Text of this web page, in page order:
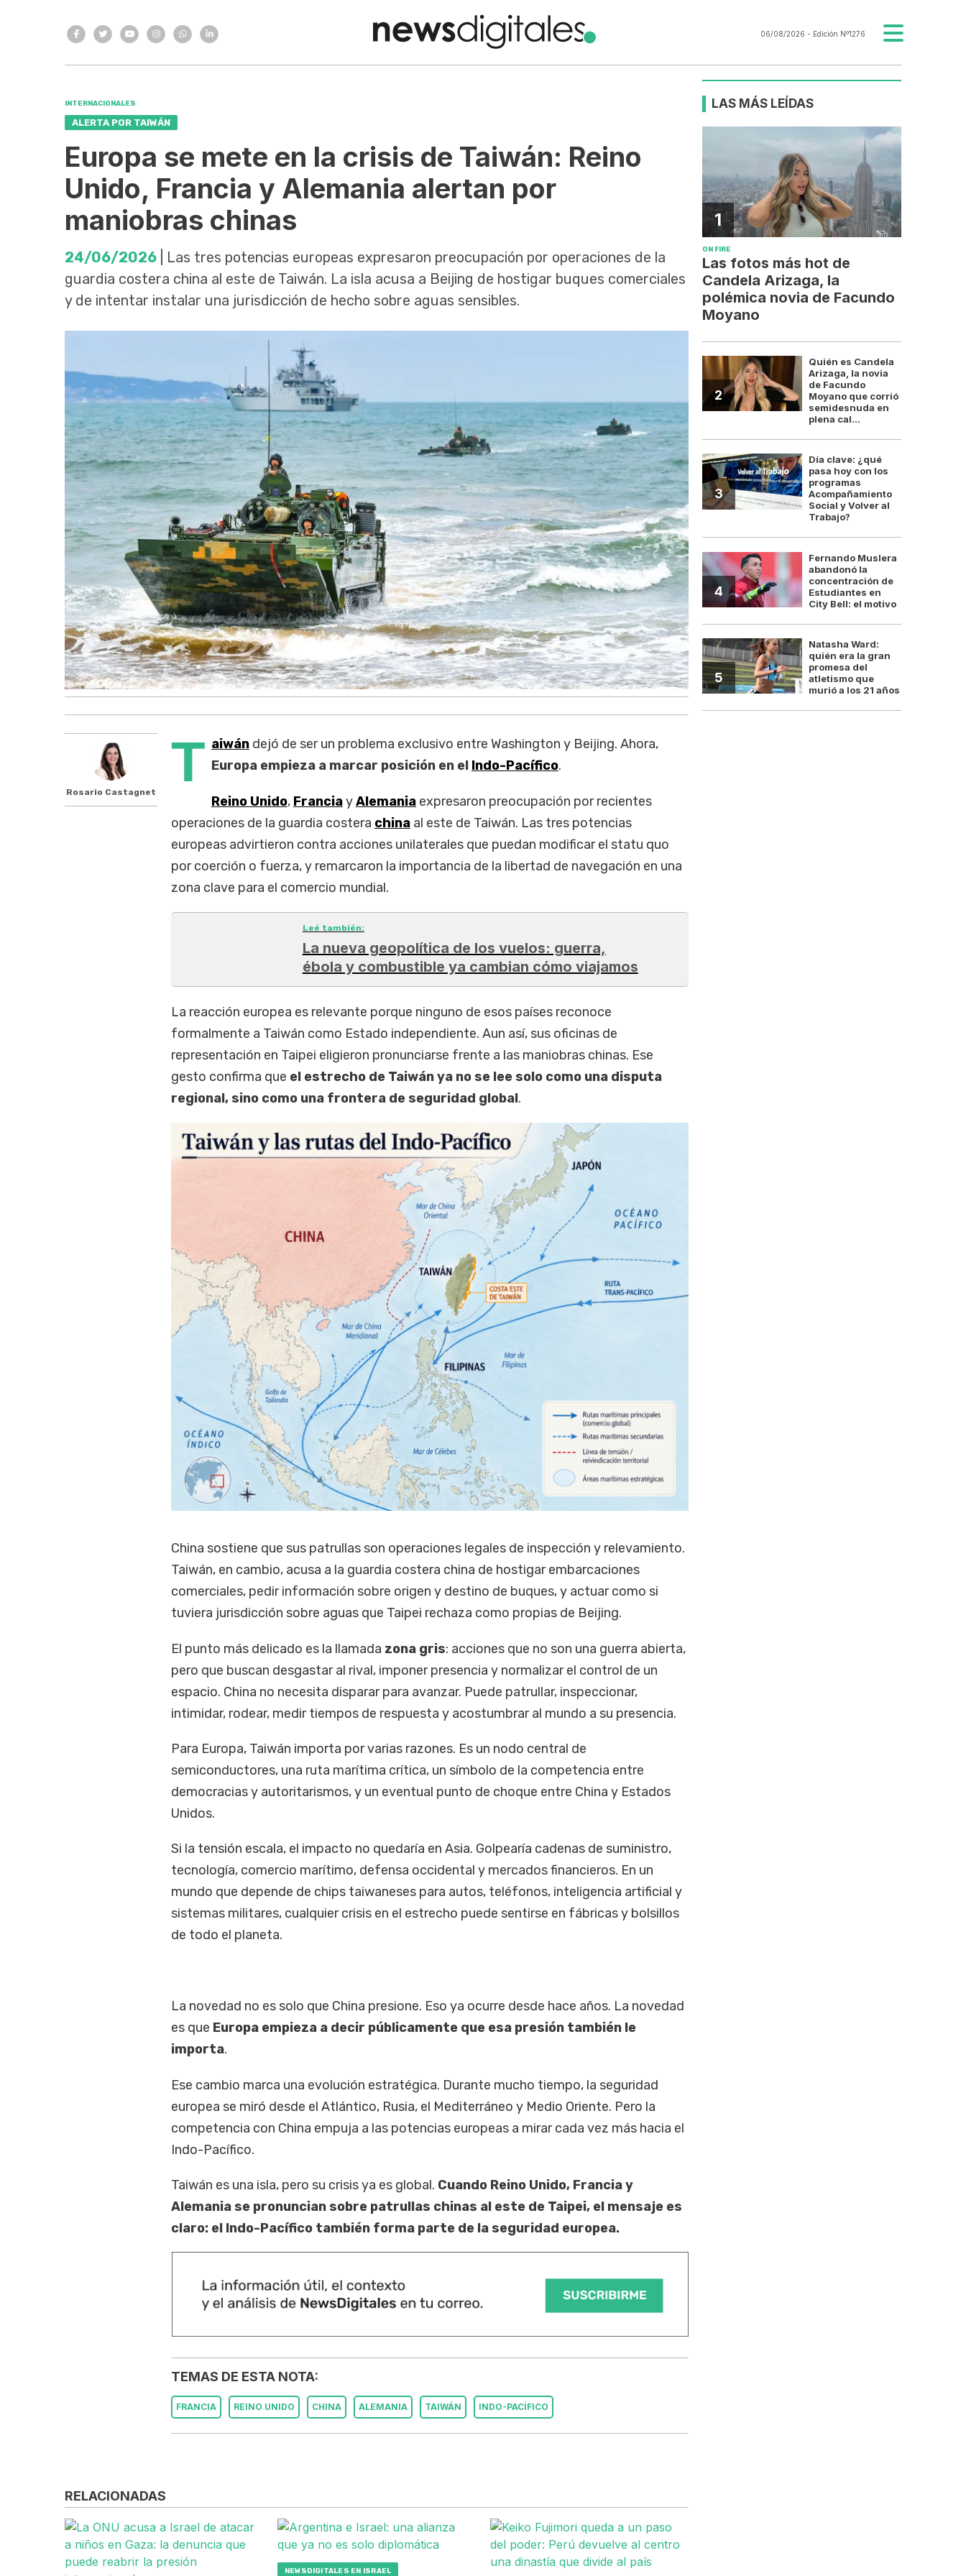
06/08/2026 - Edición Nº1276
INTERNACIONALES
ALERTA POR TAIWÁN
Europa se mete en la crisis de Taiwán: Reino
Unido, Francia y Alemania alertan por
maniobras chinas
24/06/2026 | Las tres potencias europeas expresaron preocupación por operaciones de la
guardia costera china al este de Taiwán. La isla acusa a Beijing de hostigar buques comerciales
y de intentar instalar una jurisdicción de hecho sobre aguas sensibles.
Rosario Castagnet T aiwándejó de ser un problema exclusivo entre Washington y Beijing. Ahora,
Europa empieza a marcar posición en el Indo-Pacífico.
Reino Unido, FranciayAlemaniaexpresaron preocupación por recientes
operaciones de la guardia costera chinaal este de Taiwán. Las tres potencias
europeas advirtieron contra acciones unilaterales que puedan modificar el statu quo
por coerción o fuerza, y remarcaron la importancia de la libertad de navegación en una
zona clave para el comercio mundial.
Leé también:
La nueva geopolítica de los vuelos: guerra,
ébola y combustible ya cambian cómo viajamos
La reacción europea es relevante porque ninguno de esos países reconoce
formalmente a Taiwán como Estado independiente. Aun así, sus oficinas de
representación en Taipei eligieron pronunciarse frente a las maniobras chinas. Ese
gesto confirma que el estrecho de Taiwán ya no se lee solo como una disputa
regional, sino como una frontera de seguridad global.
China sostiene que sus patrullas son operaciones legales de inspección y relevamiento.
Taiwán, en cambio, acusa a la guardia costera china de hostigar embarcaciones
comerciales, pedir información sobre origen y destino de buques, y actuar como si
tuviera jurisdicción sobre aguas que Taipei rechaza como propias de Beijing.
El punto más delicado es la llamada zona gris: acciones que no son una guerra abierta,
pero que buscan desgastar al rival, imponer presencia y normalizar el control de un
espacio. China no necesita disparar para avanzar. Puede patrullar, inspeccionar,
intimidar, rodear, medir tiempos de respuesta y acostumbrar al mundo a su presencia.
Para Europa, Taiwán importa por varias razones. Es un nodo central de
semiconductores, una ruta marítima crítica, un símbolo de la competencia entre
democracias y autoritarismos, y un eventual punto de choque entre China y Estados
Unidos.
Si la tensión escala, el impacto no quedaría en Asia. Golpearía cadenas de suministro,
tecnología, comercio marítimo, defensa occidental y mercados financieros. En un
mundo que depende de chips taiwaneses para autos, teléfonos, inteligencia artificial y
sistemas militares, cualquier crisis en el estrecho puede sentirse en fábricas y bolsillos
de todo el planeta.
La novedad no es solo que China presione. Eso ya ocurre desde hace años. La novedad
es que Europa empieza a decir públicamente que esa presión también le
importa.
Ese cambio marca una evolución estratégica. Durante mucho tiempo, la seguridad
europea se miró desde el Atlántico, Rusia, el Mediterráneo y Medio Oriente. Pero la
competencia con China empuja a las potencias europeas a mirar cada vez más hacia el
Indo-Pacífico.
Taiwán es una isla, pero su crisis ya es global. Cuando Reino Unido, Francia y
Alemania se pronuncian sobre patrullas chinas al este de Taipei, el mensaje es
claro: el Indo-Pacífico también forma parte de la seguridad europea.
TEMAS DE ESTA NOTA:
FRANCIA REINO UNIDO CHINA ALEMANIA TAIWÁN INDO-PACÍFICO
RELACIONADAS
NEWSDIGITALES EN ISRAEL
LAS MÁS LEÍDAS
1
ON FIRE
Las fotos más hot de
Candela Arizaga, la
polémica novia de Facundo
Moyano
2
Quién es Candela
Arizaga, la novia
de Facundo
Moyano que corrió
semidesnuda en
plena cal...
3
Día clave: ¿qué
pasa hoy con los
programas
Acompañamiento
Social y Volver al
Trabajo?
4
Fernando Muslera
abandonó la
concentración de
Estudiantes en
City Bell: el motivo
5
Natasha Ward:
quién era la gran
promesa del
atletismo que
murió a los 21 años